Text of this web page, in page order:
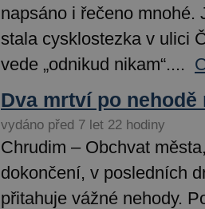
napsáno i řečeno mnohé.
stala cysklostezka v ulici
vede „odnikud nikam“....
Dva mrtví po nehodě
vydáno před 7 let 22 hodiny
Chrudim – Obchvat
dokončení, v posledních
přitahuje vážné nehody.